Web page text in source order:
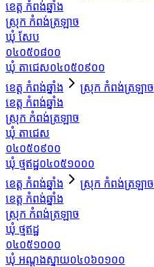
ខេត្ត កំពង់ឆ្នាំង
ស្រុក កំពង់ត្រឡាច
ឃុំ សែប
០៤០៥០៨០០
ឃុំ តាជេស០៤០៥០៩០០
ខេត្ត កំពង់ឆ្នាំង
ស្រុក កំពង់ត្រឡាច
ខេត្ត កំពង់ឆ្នាំង
ស្រុក កំពង់ត្រឡាច
ឃុំ តាជេស
០៤០៥០៩០០
ឃុំ ថ្មឥដ្ឋ០៤០៥១០០០
ខេត្ត កំពង់ឆ្នាំង
ស្រុក កំពង់ត្រឡាច
ខេត្ត កំពង់ឆ្នាំង
ស្រុក កំពង់ត្រឡាច
ឃុំ ថ្មឥដ្ឋ
០៤០៥១០០០
ឃុំ អណ្ដូងស្នាយ០៤០៦០១០០